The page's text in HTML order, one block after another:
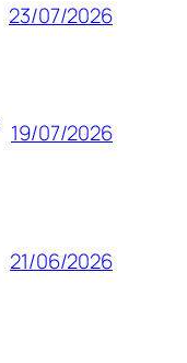
23/07/2026
19/07/2026
21/06/2026